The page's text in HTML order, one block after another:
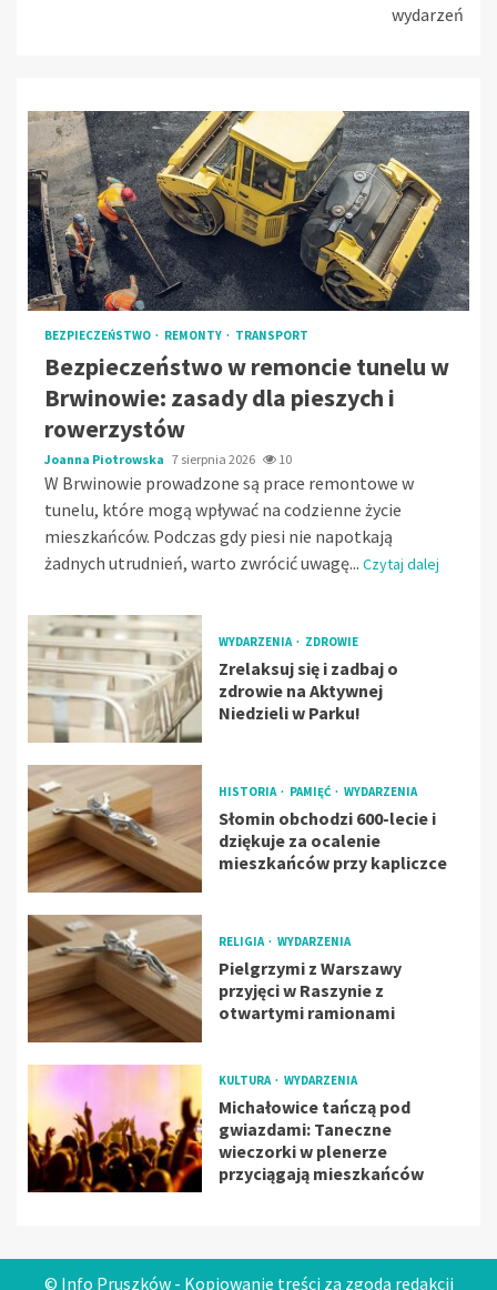
wydarzeń
BEZPIECZEŃSTWO REMONTY TRANSPORT
Bezpieczeństwo w remoncie tunelu w
Brwinowie: zasady dla pieszych i
rowerzystów
Joanna Piotrowska 7 sierpnia 2026 10
W Brwinowie prowadzone są prace remontowe w
tunelu, które mogą wpływać na codzienne życie
mieszkańców. Podczas gdy piesi nie napotkają
żadnych utrudnień, warto zwrócić uwagę... Czytaj dalej
WYDARZENIA ZDROWIE
Zrelaksuj się i zadbaj o
zdrowie na Aktywnej
Niedzieli w Parku!
HISTORIA PAMIĘĆ WYDARZENIA
Słomin obchodzi 600-lecie i
dziękuje za ocalenie
mieszkańców przy kapliczce
RELIGIA WYDARZENIA
Pielgrzymi z Warszawy
przyjęci w Raszynie z
otwartymi ramionami
KULTURA WYDARZENIA
Michałowice tańczą pod
gwiazdami: Taneczne
wieczorki w plenerze
przyciągają mieszkańców
© Info Pruszków - Kopiowanie treści za zgodą redakcji